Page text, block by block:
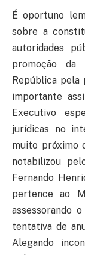
É oportuno
sobre a
autoridades
promoção da
República pela
importante
Executivo
jurídicas no
muito próximo
notabilizou
Fernando
pertence ao
assessorando
tentativa de
Alegando